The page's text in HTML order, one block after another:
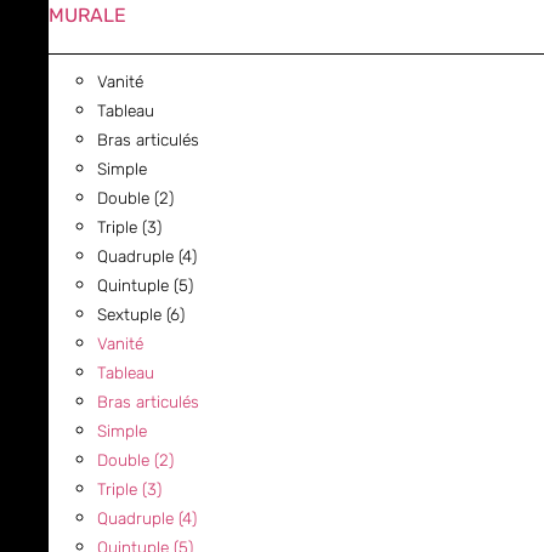
MURALE
Vanité
Tableau
Bras articulés
Simple
Double (2)
Triple (3)
Quadruple (4)
Quintuple (5)
Sextuple (6)
Vanité
Tableau
Bras articulés
Simple
Double (2)
Triple (3)
Quadruple (4)
Quintuple (5)